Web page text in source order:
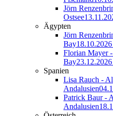
Jörn
Ostsee
Ägypten
Jörn
Bay
Florian Mayer
Bay
Spanien
Lisa Rauch -
Andalusien
Patrick Baur -
Andalusien